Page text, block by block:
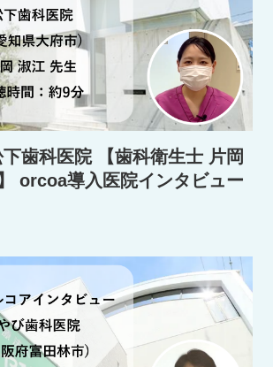
歯科医院 【歯科衛生士 片岡
orcoa導入医院インタビュー